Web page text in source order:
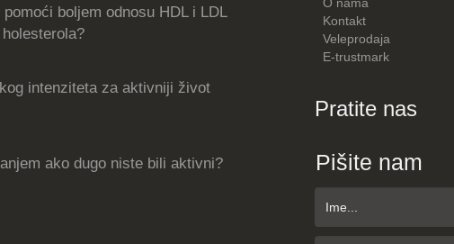
boljem odnosu HDL i LDL
holesterola?
intenziteta za aktivniji život
ako dugo niste bili aktivni?
Kontakt
Veleprodaja
E-trustmark
Pratite nas
Pišite nam